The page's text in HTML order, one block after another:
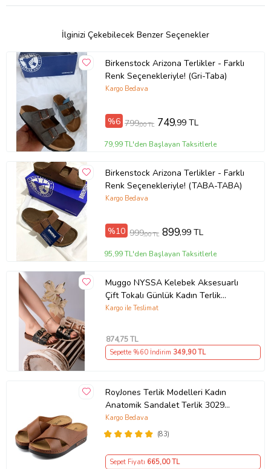
İlginizi Çekebilecek Benzer Seçenekler
Birkenstock Arizona Terlikler - Farklı
Renk Seçenekleriyle! (Gri-Taba)
Kargo Bedava
%6 799,00 TL 749,99 TL
79,99 TL'den Başlayan Taksitlerle
Birkenstock Arizona Terlikler - Farklı
Renk Seçenekleriyle! (TABA-TABA)
Kargo Bedava
%10 999,00 TL 899,99 TL
95,99 TL'den Başlayan Taksitlerle
Muggo NYSSA Kelebek Aksesuarlı
Çift Tokalı Günlük Kadın Terlik
(Siyah)
Kargo ile Teslimat
874,75 TL
Sepette %60 İndirim 349,90 TL
RoyJones Terlik Modelleri Kadın
Anatomik Sandalet Terlik 3029
(Kahverengi)
(83)
Kargo Bedava
Sepet Fiyatı 665,00 TL